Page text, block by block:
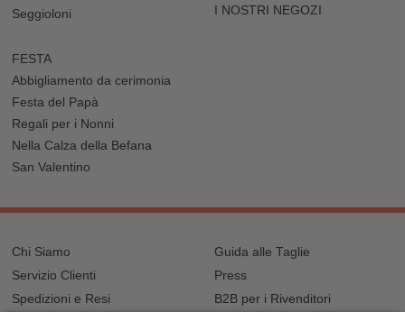
Seggioloni
I NOSTRI NEGOZI
FESTA
Abbigliamento da cerimonia
Festa del Papà
Regali per i Nonni
Nella Calza della Befana
San Valentino
Chi Siamo
Servizio Clienti
Spedizioni e Resi
Guida alle Taglie
Press
B2B per i Rivenditori